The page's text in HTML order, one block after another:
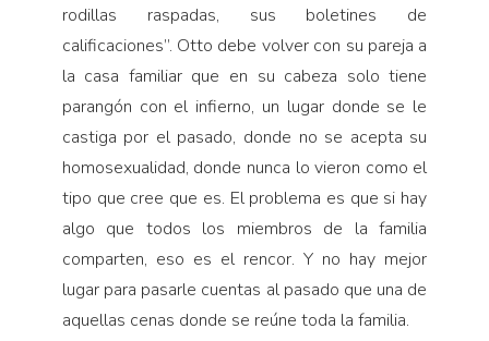
rodillas raspadas, sus boletines de
calificaciones”. Otto debe volver con su pareja a
la casa familiar que en su cabeza solo tiene
parangón con el infierno, un lugar donde se le
castiga por el pasado, donde no se acepta su
homosexualidad, donde nunca lo vieron como el
tipo que cree que es. El problema es que si hay
algo que todos los miembros de la familia
comparten, eso es el rencor. Y no hay mejor
lugar para pasarle cuentas al pasado que una de
aquellas cenas donde se reúne toda la familia.